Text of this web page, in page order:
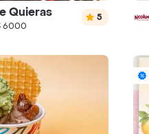
Quieras
6000
5